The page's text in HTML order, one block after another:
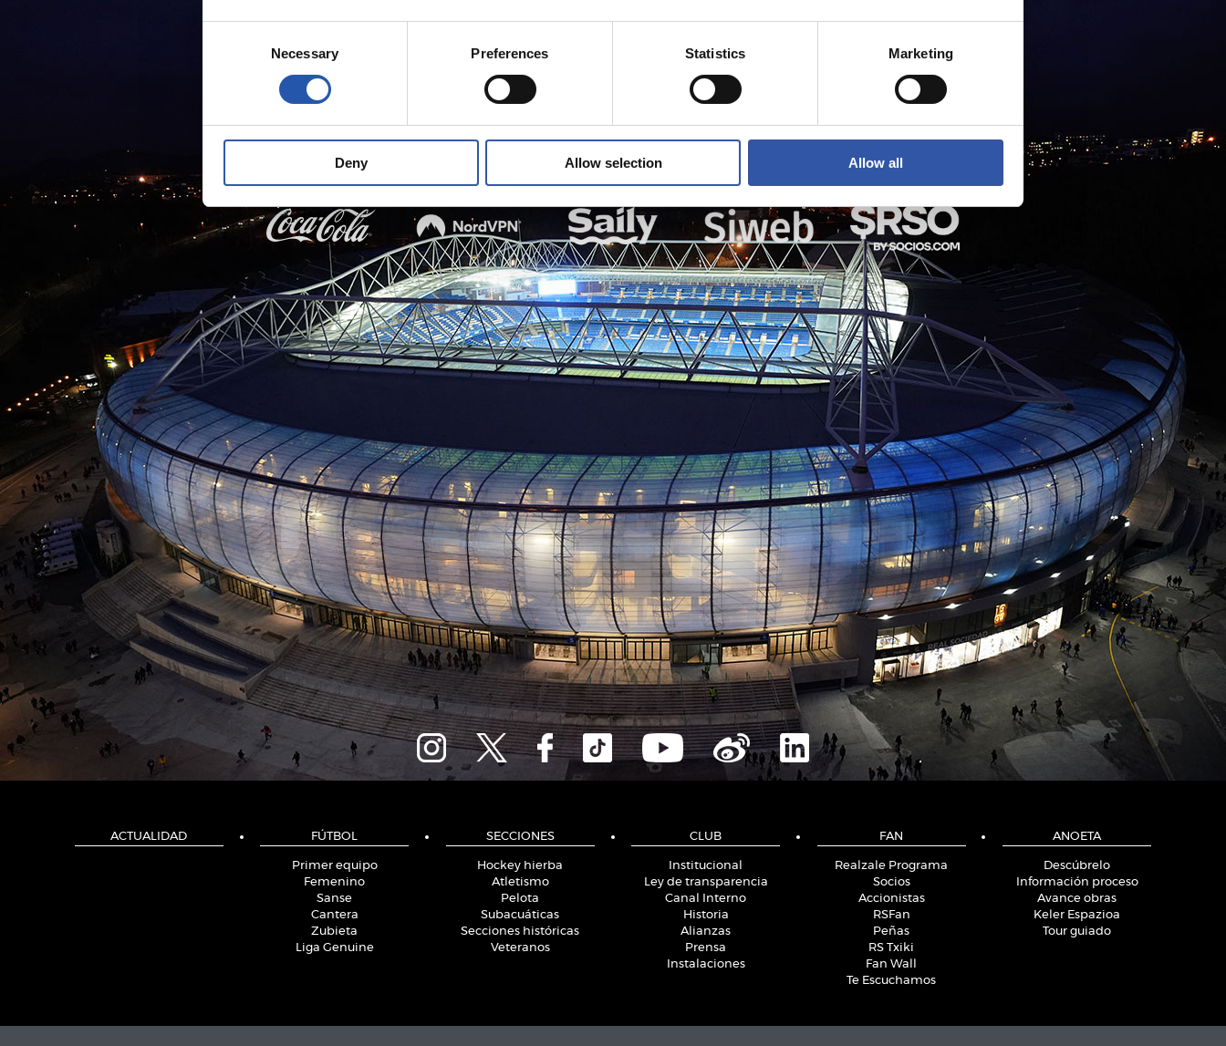
Necessary Preferences Statistics Marketing
Deny Allow selection Allow all
ACTUALIDAD FÚTBOL
Primer equipo
Femenino
Sanse
Cantera
Zubieta
Liga Genuine
SECCIONES
Hockey hierba
Atletismo
Pelota
Subacuáticas
Secciones históricas
Veteranos
CLUB
Institucional
Ley de transparencia
Canal Interno
Historia
Alianzas
Prensa
Instalaciones
FAN
Realzale Programa
Socios
Accionistas
RSFan
Peñas
RS Txiki
Fan Wall
Te Escuchamos
ANOETA
Descúbrelo
Información proceso
Avance obras
Keler Espazioa
Tour guiado